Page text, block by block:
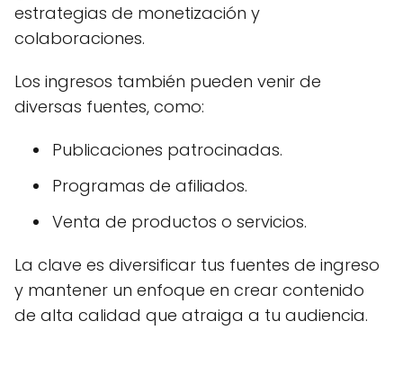
estrategias de monetización y
colaboraciones.
Los ingresos también pueden venir de
diversas fuentes, como:
Publicaciones patrocinadas.
Programas de afiliados.
Venta de productos o servicios.
La clave es diversificar tus fuentes de ingreso
y mantener un enfoque en crear contenido
de alta calidad que atraiga a tu audiencia.